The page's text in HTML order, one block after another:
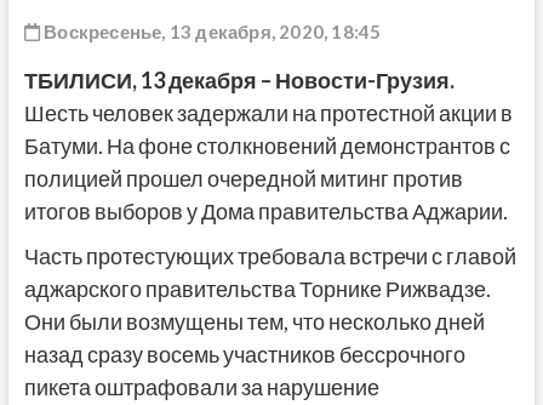
Воскресенье, 13 декабря, 2020, 18:45
ТБИЛИСИ, 13 декабря – Новости-Грузия.
Шесть человек задержали на протестной акции в
Батуми. На фоне столкновений демонстрантов с
полицией прошел очередной митинг против
итогов выборов у Дома правительства Аджарии.
Часть протестующих требовала встречи с главой
аджарского правительства Торнике Рижвадзе.
Они были возмущены тем, что несколько дней
назад сразу восемь участников бессрочного
пикета оштрафовали за нарушение